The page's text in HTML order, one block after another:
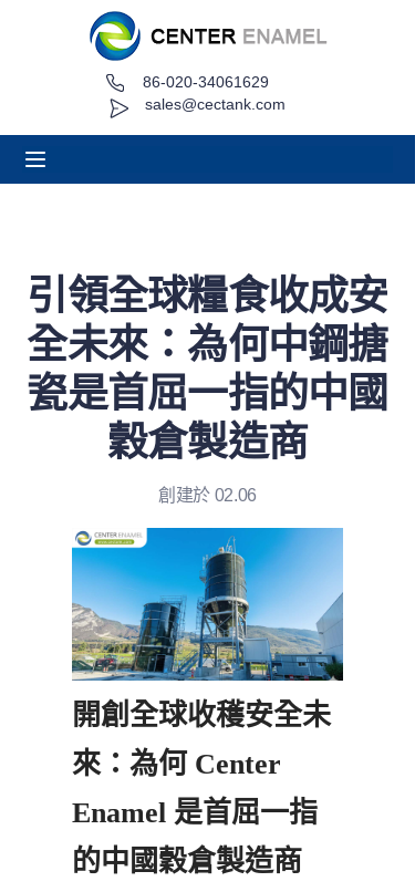
sales@cectank.com
86-020-34061629
引領全球糧食收成安
全未來：為何中鋼搪
瓷是首屈一指的中國
穀倉製造商
創建於 02.06
開創全球收穫安全未
來：為何 Center
Enamel 是首屈一指
的中國穀倉製造商
關於
專案案例
請求報價